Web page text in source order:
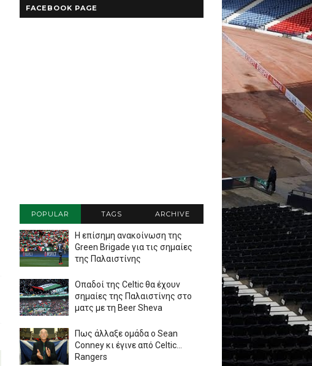
FACEBOOK PAGE
POPULAR TAGS ARCHIVE
Η επίσημη ανακοίνωση της
Green Brigade για τις σημαίες
της Παλαιστίνης
Οπαδοί της Celtic θα έχουν
σημαίες της Παλαιστίνης στο
ματς με τη Beer Sheva
Πως άλλαξε ομάδα ο Sean
Conney κι έγινε από Celtic...
Rangers